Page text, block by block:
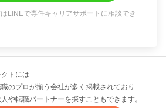
LINEで専任キャリアサポートに相談でき
トには
のプロが揃う会社が多く掲載されており
や転職パートナーを探すこともできます。